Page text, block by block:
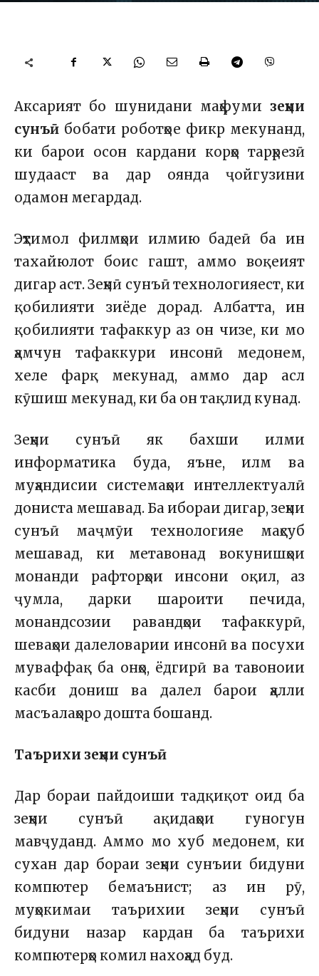
Аксарият бо шунидани маҳфуми зеҳни
сунъӣ бобати роботҳое фикр мекунанд,
ки барои осон кардани корҳо тарҳрезӣ
шудааст ва дар оянда ҷойгузини
одамон мегардад.
Эҳтимол филмҳои илмию бадеӣ ба ин
тахайюлот боис гашт, аммо воқеият
дигар аст. Зеҳнӣ сунъӣ технологияест, ки
қобилияти зиёде дорад. Албатта, ин
қобилияти тафаккур аз он чизе, ки мо
ҳамчун тафаккури инсонӣ медонем,
хеле фарқ мекунад, аммо дар асл
кӯшиш мекунад, ки ба он тақлид кунад.
Зеҳни сунъӣ як бахши илми
информатика буда, яъне, илм ва
муҳандисии системаҳои интеллектуалӣ
дониста мешавад. Ба ибораи дигар, зеҳни
сунъӣ маҷмӯи технологияе маҳсуб
мешавад, ки метавонад вокунишҳои
монанди рафторҳои инсони оқил, аз
ҷумла, дарки шароити печида,
монандсозии равандҳои тафаккурӣ,
шеваҳои далеловарии инсонӣ ва посухи
муваффақ ба онҳо, ёдгирӣ ва тавоноии
касби дониш ва далел барои ҳалли
масъалаҳоро дошта бошанд.
Таърихи зеҳни сунъӣ
Дар бораи пайдоиши тадқиқот оид ба
зеҳни сунъӣ ақидаҳои гуногун
мавҷуданд. Аммо мо хуб медонем, ки
сухан дар бораи зеҳни сунъии бидуни
компютер бемаънист; аз ин рӯ,
муҳокимаи таърихии зеҳни сунъӣ
бидуни назар кардан ба таърихи
компютерҳо комил нахоҳад буд.